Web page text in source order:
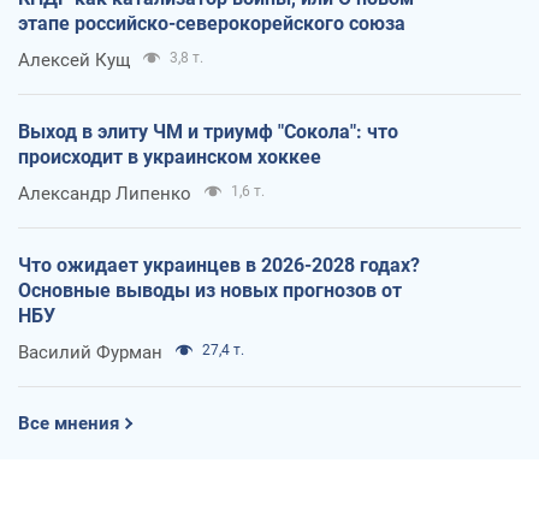
этапе российско-северокорейского союза
Алексей Кущ 3,8 т.
Выход в элиту ЧМ и триумф "Сокола": что
происходит в украинском хоккее
Александр Липенко 1,6 т.
Что ожидает украинцев в 2026-2028 годах?
Основные выводы из новых прогнозов от
НБУ
Василий Фурман 27,4 т.
Все мнения